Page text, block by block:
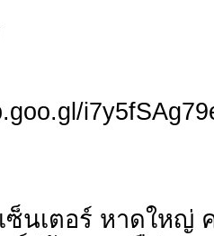
ทรั
ซ็นเตอร์ หาดใหญ่